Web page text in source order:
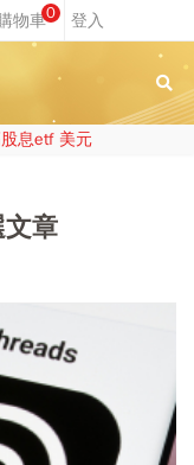
0
息etf 美元
章